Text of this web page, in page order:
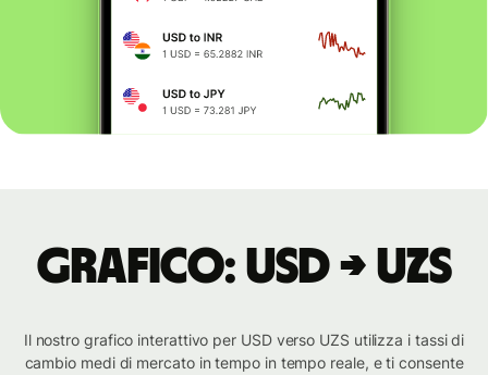
Grafico: USD → UZS
Il nostro grafico interattivo per USD verso UZS utilizza i tassi di
cambio medi di mercato in tempo in tempo reale, e ti consente